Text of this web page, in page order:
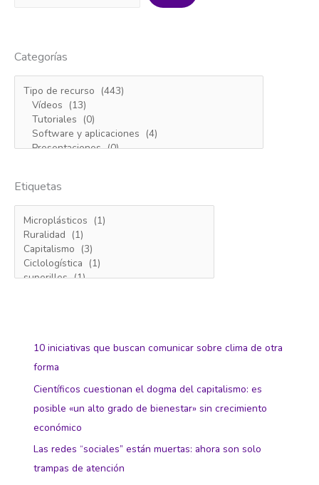
Categorías
Etiquetas
10 iniciativas que buscan comunicar sobre clima de otra
forma
Científicos cuestionan el dogma del capitalismo: es
posible «un alto grado de bienestar» sin crecimiento
económico
Las redes “sociales” están muertas: ahora son solo
trampas de atención